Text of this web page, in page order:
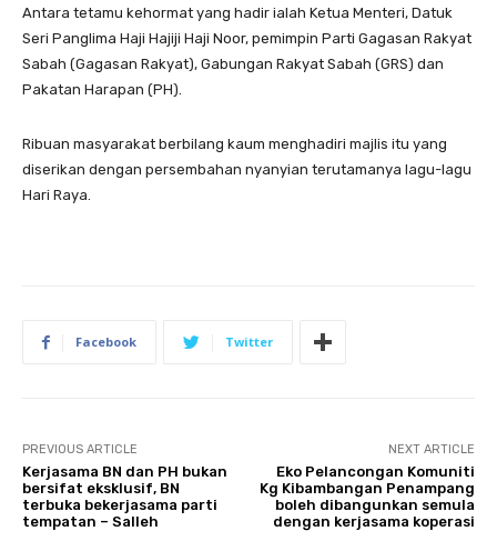
Antara tetamu kehormat yang hadir ialah Ketua Menteri, Datuk
Seri Panglima Haji Hajiji Haji Noor, pemimpin Parti Gagasan Rakyat
Sabah (Gagasan Rakyat), Gabungan Rakyat Sabah (GRS) dan
Pakatan Harapan (PH).
Ribuan masyarakat berbilang kaum menghadiri majlis itu yang
diserikan dengan persembahan nyanyian terutamanya lagu-lagu
Hari Raya.
Facebook Twitter
PREVIOUS ARTICLE
Kerjasama BN dan PH bukan
bersifat eksklusif, BN
terbuka bekerjasama parti
tempatan – Salleh
NEXT ARTICLE
Eko Pelancongan Komuniti
Kg Kibambangan Penampang
boleh dibangunkan semula
dengan kerjasama koperasi